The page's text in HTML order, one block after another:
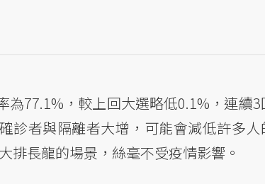
77.1%，較上回大選略低0.1%，連續3
診者與隔離者大增，可能會減低許多人
排長龍的場景，絲毫不受疫情影響。